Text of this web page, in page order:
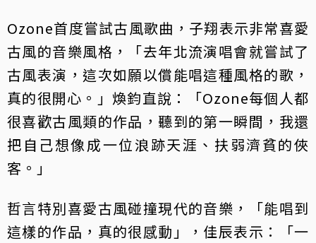
Ozone首度嘗試古風歌曲，子翔表示非常喜愛
古風的音樂風格，「去年北流演唱會就嘗試了
古風表演，這次如願以償能唱這種風格的歌，
真的很開心。」煥鈞直說：「Ozone每個人都
很喜歡古風類的作品，聽到的第一瞬間，我還
把自己想像成一位浪跡天涯、扶弱濟貧的俠
客。」
哲言特別喜愛古風碰撞現代的音樂，「能唱到
這樣的作品，真的很感動」，佳辰表示：「一